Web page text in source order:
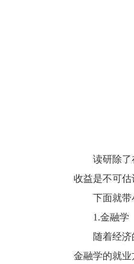
读研除了在
收益是不可估
下面就带小
1.金融学
随着经济的
金融学的就